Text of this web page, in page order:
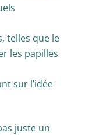
telles que le
les papilles
sur l’idée
juste un